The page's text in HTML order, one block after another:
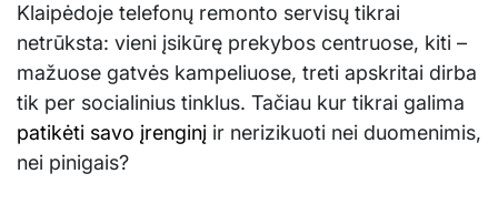
Klaipėdoje telefonų remonto servisų tikrai
netrūksta: vieni įsikūrę prekybos centruose, kiti –
mažuose gatvės kampeliuose, treti apskritai dirba
tik per socialinius tinklus. Tačiau kur tikrai galima
patikėti savo įrenginį ir nerizikuoti nei duomenimis,
nei pinigais?